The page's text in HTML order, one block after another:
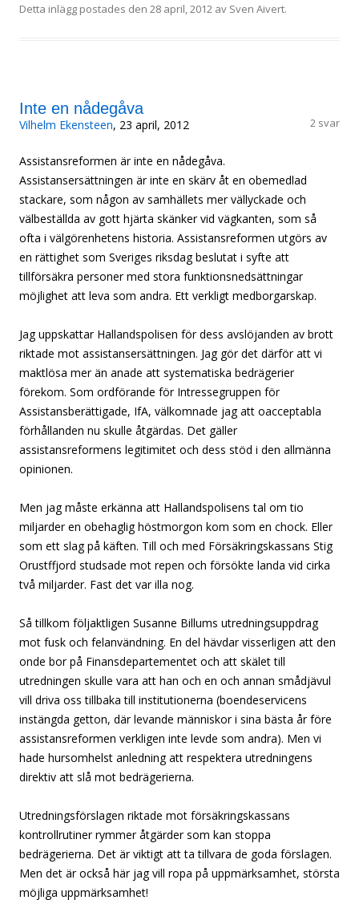
Detta inlägg postades den 28 april, 2012 av Sven Aivert.
Inte en nådegåva
Vilhelm Ekensteen, 23 april, 2012 2 svar
Assistansreformen är inte en nådegåva.
Assistansersättningen är inte en skärv åt en obemedlad
stackare, som någon av samhällets mer vällyckade och
välbeställda av gott hjärta skänker vid vägkanten, som så
ofta i välgörenhetens historia. Assistansreformen utgörs av
en rättighet som Sveriges riksdag beslutat i syfte att
tillförsäkra personer med stora funktionsnedsättningar
möjlighet att leva som andra. Ett verkligt medborgarskap.
Jag uppskattar Hallandspolisen för dess avslöjanden av brott
riktade mot assistansersättningen. Jag gör det därför att vi
maktlösa mer än anade att systematiska bedrägerier
förekom. Som ordförande för Intressegruppen för
Assistansberättigade, IfA, välkomnade jag att oacceptabla
förhållanden nu skulle åtgärdas. Det gäller
assistansreformens legitimitet och dess stöd i den allmänna
opinionen.
Men jag måste erkänna att Hallandspolisens tal om tio
miljarder en obehaglig höstmorgon kom som en chock. Eller
som ett slag på käften. Till och med Försäkringskassans Stig
Orustffjord studsade mot repen och försökte landa vid cirka
två miljarder. Fast det var illa nog.
Så tillkom följaktligen Susanne Billums utredningsuppdrag
mot fusk och felanvändning. En del hävdar visserligen att den
onde bor på Finansdepartementet och att skälet till
utredningen skulle vara att han och en och annan smådjävul
vill driva oss tillbaka till institutionerna (boendeservicens
instängda getton, där levande människor i sina bästa år före
assistansreformen verkligen inte levde som andra). Men vi
hade hursomhelst anledning att respektera utredningens
direktiv att slå mot bedrägerierna.
Utredningsförslagen riktade mot försäkringskassans
kontrollrutiner rymmer åtgärder som kan stoppa
bedrägerierna. Det är viktigt att ta tillvara de goda förslagen.
Men det är också här jag vill ropa på uppmärksamhet, största
möjliga uppmärksamhet!